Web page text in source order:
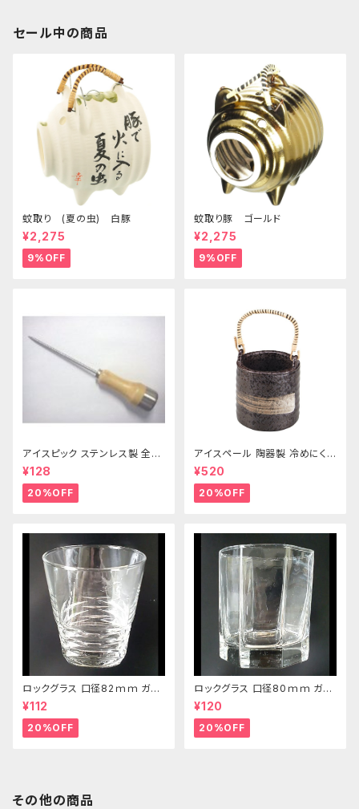
セール中の商品
蚊取り (夏の虫) 白豚
¥2,275
9%OFF
蚊取り豚 ゴールド
¥2,275
9%OFF
アイスピック ステンレス製 全長
215ｍｍ
¥128
20%OFF
アイスペール 陶器製 冷めにくい
二重構造 860ml
¥520
20%OFF
ロックグラス 口径82ｍｍ ガラ
ス製 250cc
¥112
20%OFF
ロックグラス 口径80ｍｍ ガラ
ス製 220cc
¥120
20%OFF
その他の商品